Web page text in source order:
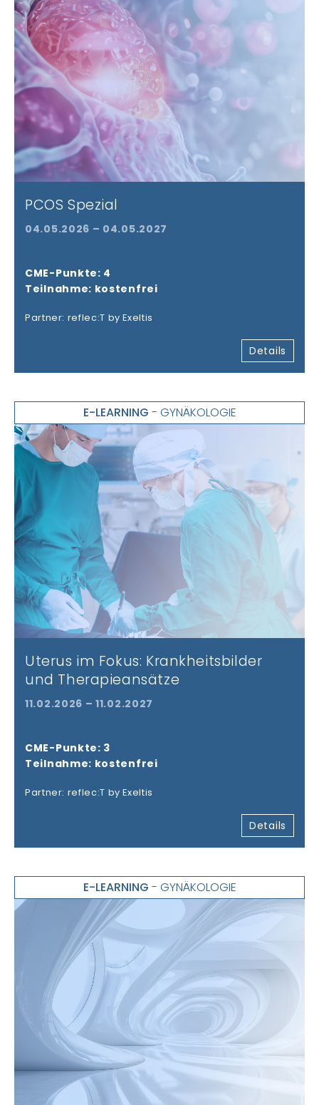
PCOS Spezial
04.05.2026 – 04.05.2027
CME-Punkte: 4
Teilnahme: kostenfrei
Partner: reflec:T by Exeltis
Details
E-LEARNING - GYNÄKOLOGIE
Uterus im Fokus: Krankheitsbilder
und Therapieansätze
11.02.2026 – 11.02.2027
CME-Punkte: 3
Teilnahme: kostenfrei
Partner: reflec:T by Exeltis
Details
E-LEARNING - GYNÄKOLOGIE